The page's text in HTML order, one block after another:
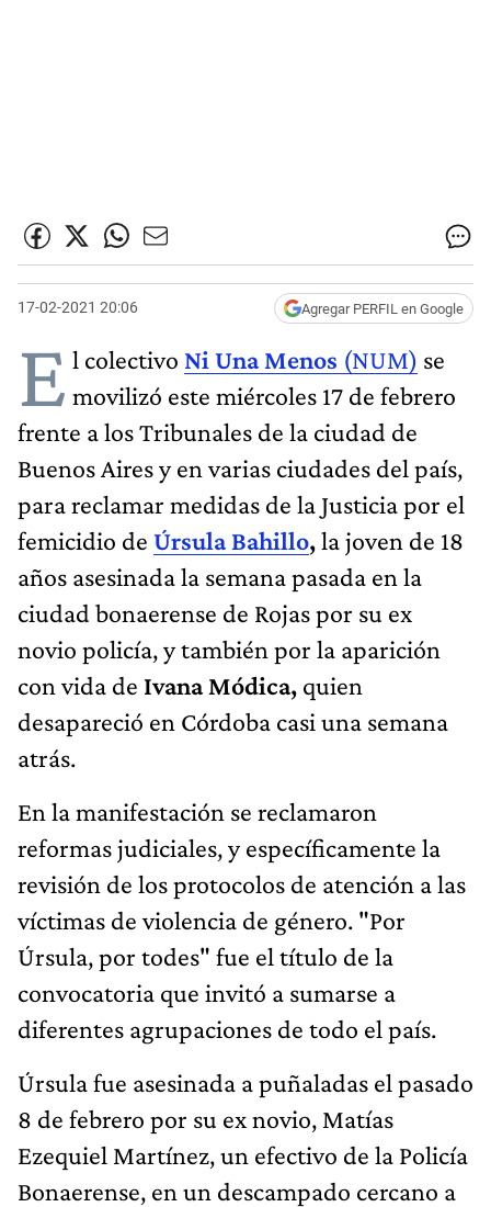
17-02-2021 20:06 Agregar PERFIL en Google
E l colectivo Ni Una Menos (NUM) se
movilizó este miércoles 17 de febrero
frente a los Tribunales de la ciudad de
Buenos Aires y en varias ciudades del país,
para reclamar medidas de la Justicia por el
femicidio de Úrsula Bahillo,la joven de 18
años asesinada la semana pasada en la
ciudad bonaerense de Rojas por su ex
novio policía, y también por la aparición
con vida de Ivana Módica, quien
desapareció en Córdoba casi una semana
atrás.
En la manifestación se reclamaron
reformas judiciales, y específicamente la
revisión de los protocolos de atención a las
víctimas de violencia de género. "Por
Úrsula, por todes" fue el título de la
convocatoria que invitó a sumarse a
diferentes agrupaciones de todo el país.
Úrsula fue asesinada a puñaladas el pasado
8 de febrero por su ex novio, Matías
Ezequiel Martínez, un efectivo de la Policía
Bonaerense, en un descampado cercano a